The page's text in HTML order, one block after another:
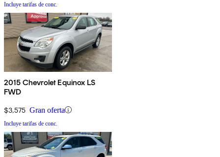
Incluye tarifas de conc.
2015 Chevrolet Equinox LS
FWD
$3,575 Gran oferta
Incluye tarifas de conc.